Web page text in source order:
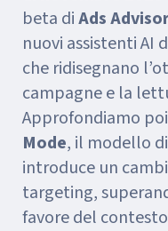
beta diAds
nuovi assistenti AI
che ridisegnano
campagne e la
Approfondiamo
Mode, il modello
introduce un
targeting,
favore del